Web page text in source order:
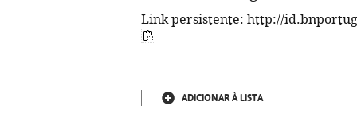
Link persistente: http://
ADICIONAR À LISTA